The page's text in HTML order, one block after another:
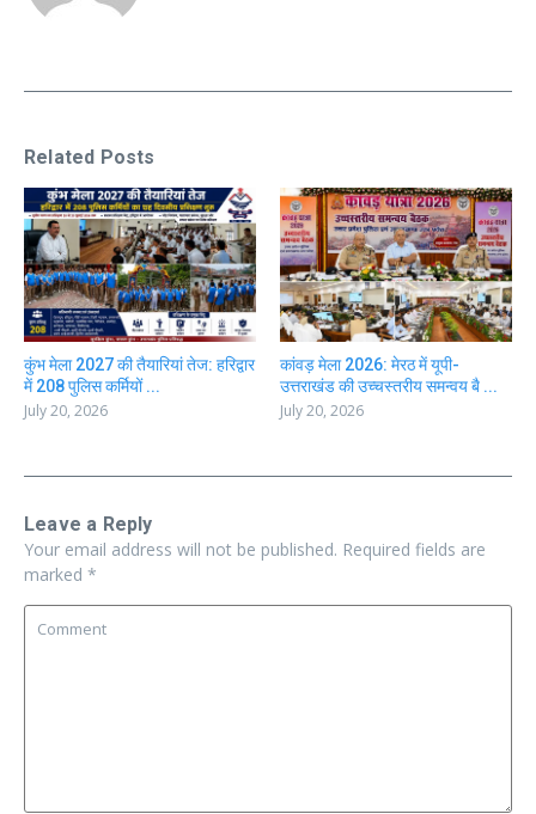
Related Posts
कुंभ मेला 2027 की तैयारियां तेज: हरिद्वार
में 208 पुलिस कर्मियों ...
July 20, 2026
कांवड़ मेला 2026: मेरठ में यूपी-
उत्तराखंड की उच्चस्तरीय समन्वय बै ...
July 20, 2026
Leave a Reply
Your email address will not be published. Required fields are
marked *